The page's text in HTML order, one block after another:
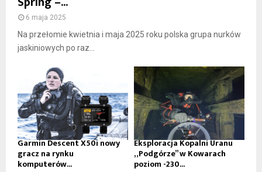
6 maja 2025
Na przełomie kwietnia i maja 2025 roku polska grupa nurków
jaskiniowych po raz...
Garmin Descent X50i nowy
gracz na rynku
komputerów...
Eksploracja Kopalni Uranu
„Podgórze” w Kowarach
poziom -230...